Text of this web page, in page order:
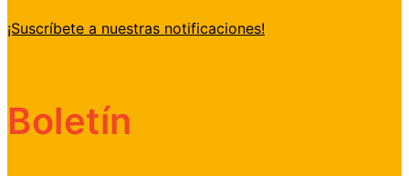
¡Suscríbete a nuestras notificaciones!
Boletín